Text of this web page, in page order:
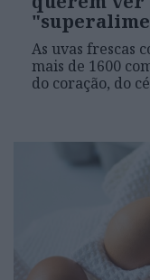
As uvas frescas
mais de 1600
do coração, do